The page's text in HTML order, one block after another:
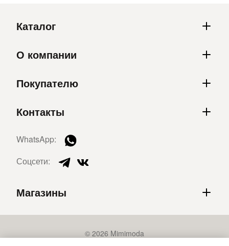
Каталог
О компании
Покупателю
Контакты
WhatsApp:
Соцсети:
Магазины
© 2026 Mimimoda